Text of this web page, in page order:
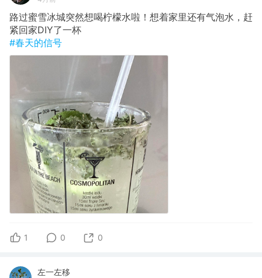
路过蜜雪冰城突然想喝柠檬水啦！想着家里还有气泡水，赶
紧回家DIY了一杯
#春天的信号
1 0 0
左一左移